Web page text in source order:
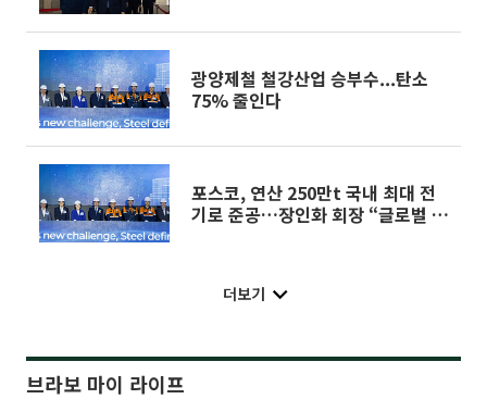
광양제철 철강산업 승부수...탄소
75% 줄인다
포스코, 연산 250만t 국내 최대 전
기로 준공…장인화 회장 “글로벌 시
더보기
브라보 마이 라이프